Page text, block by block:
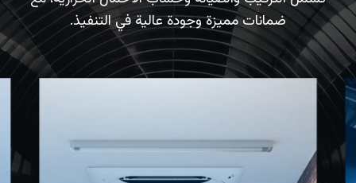
ضمانات مميزة وجودة عالية في التنفيذ.